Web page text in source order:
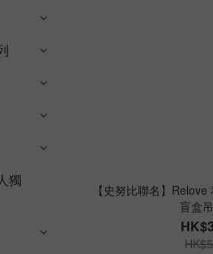
獨
【史努比聯名】
盲盒